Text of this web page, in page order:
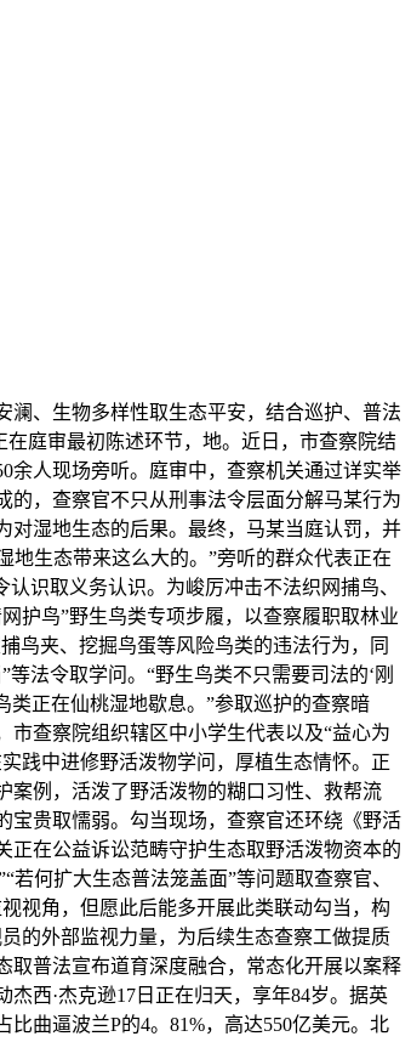
、生物多样性取生态平安，结合巡护、普法
庭审最初陈述环节，地。近日，市查察院结
余人现场旁听。庭审中，查察机关通过详实举
，查察官不只从刑事法令层面分解马某行为
对湿地生态的后果。最终，马某当庭认罚，并
地生态带来这么大的。”旁听的群众代表正在
识取义务认识。为峻厉冲击不法织网捕鸟、
护鸟”野生鸟类专项步履，以查察履职取林业
鸟夹、挖掘鸟蛋等风险鸟类的违法行为，同
法令取学问。“野生鸟类不只需要司法的‘刚
类正在仙桃湿地歇息。”参取巡护的查察暗
市查察院组织辖区中小学生代表以及“益心为
践中进修野活泼物学问，厚植生态情怀。正
案例，活泼了野活泼物的糊口习性、救帮流
宝贵取懦弱。勾当现场，查察官还环绕《野活
在公益诉讼范畴守护生态取野活泼物资本的
何扩大生态普法笼盖面”等问题取查察官、
视角，但愿此后能多开展此类联动勾当，构
的外部监视力量，为后续生态查察工做提质
取普法宣布道育深度融合，常态化开展以案释
西·杰克逊17日正在归天，享年84岁。据英
曲逼波兰P的4。81%，高达550亿美元。北